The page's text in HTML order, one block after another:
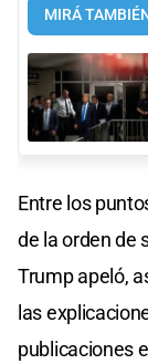
MIRÁ
Entre los
de la orden de
Trump apeló,
las
publicaciones